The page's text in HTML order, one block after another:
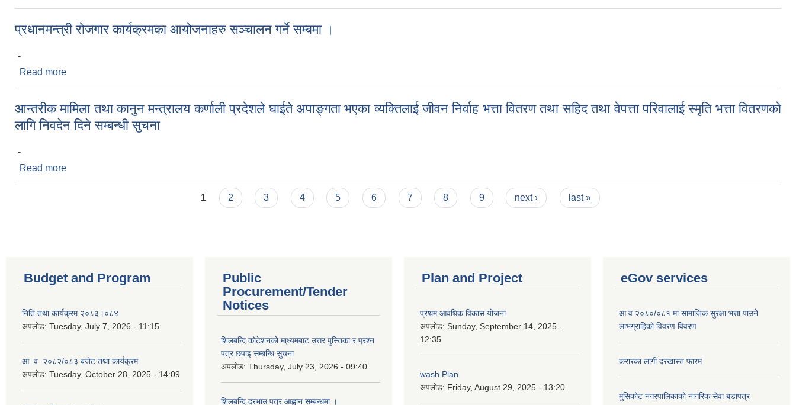
प्रधानमन्त्री रोजगार कार्यक्रमका आयोजनाहरु सञ्चालन गर्ने सम्बमा ।
-
Read more
आन्तरीक मामिला तथा कानुन मन्त्रालय कर्णाली प्रदेशले घाईते अपाङ्गता भएका व्यक्तिलाई जीवन निर्वाह भत्ता वितरण तथा सहिद तथा वेपत्ता परिवालाई स्मृति भत्ता वितरणको
लागि निवदेन दिने सम्बन्धी सुचना
-
Read more
1 2 3 4 5 6 7 8 9 next › last »
Budget and Program
निति तथा कार्यक्रम २०८३।०८४
अपलोड: Tuesday, July 7, 2026 - 11:15
आ. व. २०८२/०८३ बजेट तथा कार्यक्रम
अपलोड: Tuesday, October 28, 2025 - 14:09
Public
Procurement/Tender
Notices
शिलबन्दि कोटेशनको मा्ध्यमबाट उत्तर पुस्तिका र प्रश्न
पत्र छपाइ सम्बन्धि सुचना
अपलोड: Thursday, July 23, 2026 - 09:40
शिलबन्दि दरभाउ पत्र आह्वान सम्बन्धमा ।
Plan and Project
प्रथम आवधिक विकास योजना
अपलोड: Sunday, September 14, 2025 -
12:35
wash Plan
अपलोड: Friday, August 29, 2025 - 13:20
eGov services
आ व २०८०/०८१ मा सामाजिक सुरक्षा भत्ता पाउने
लाभग्राहिको विवरण विवरण
करारका लागी दरखास्त फारम
मुसिकोट नगरपालिकाको नागरिक सेवा बडापत्र